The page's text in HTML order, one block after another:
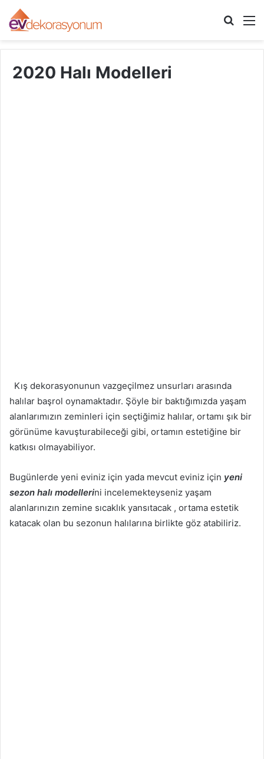
Arama
2020 Halı Modelleri
Kış dekorasyonunun vazgeçilmez unsurları arasında
halılar başrol oynamaktadır. Şöyle bir baktığımızda yaşam
alanlarımızın zeminleri için seçtiğimiz halılar, ortamı şık bir
görünüme kavuşturabileceği gibi, ortamın estetiğine bir
katkısı olmayabiliyor.
Bugünlerde yeni eviniz için yada mevcut eviniz için yeni
sezon halı modellerini incelemekteyseniz yaşam
alanlarınızın zemine sıcaklık yansıtacak , ortama estetik
katacak olan bu sezonun halılarına birlikte göz atabiliriz.